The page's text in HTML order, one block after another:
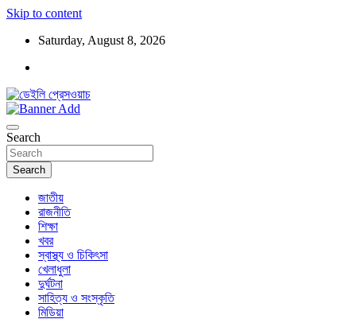
Skip to content
Saturday, August 8, 2026
ডেইলি প্রেসওয়াচ
Search
Search
জাতীয়
রাজনীতি
শিক্ষা
খবর
স্বাস্থ্য ও চিকিৎসা
খেলাধুলা
দুর্ঘটনা
সাহিত্য ও সংস্কৃতি
মিডিয়া